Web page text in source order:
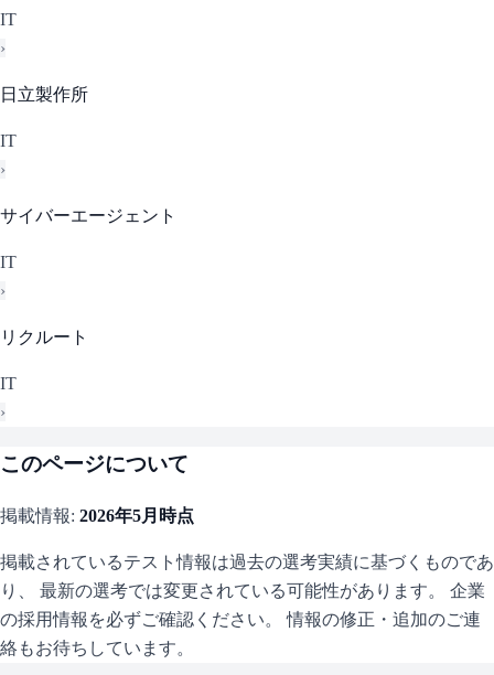
IT
›
日立製作所
IT
›
サイバーエージェント
IT
›
リクルート
IT
›
このページについて
掲載情報: 2026年5月 時点
掲載されているテスト情報は過去の選考実績に基づくものであ
り、 最新の選考では変更されている可能性があります。 企業
の採用情報を必ずご確認ください。 情報の修正・追加のご連
絡もお待ちしています。